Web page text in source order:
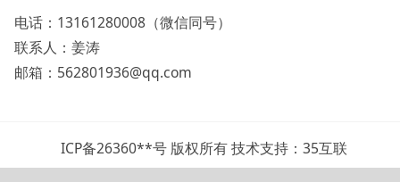
电话：13161280008（微信同号）
联系人：姜涛
邮箱：562801936@qq.com
ICP备26360**号 版权所有 技术支持：35互联